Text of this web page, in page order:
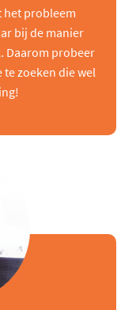
het probleem
bij de manier
Daarom probeer
zoeken die wel